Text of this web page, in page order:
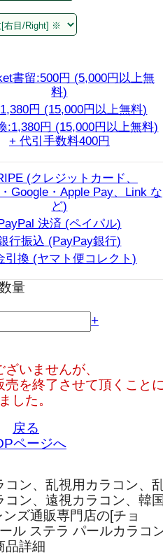
書留:500円 (5,000円以上無
料)
円 (15,000円以上無料)
:1,380円 (15,000円以上無料)
+ 代引手数料400円
(クレジットカード、
Google・Apple Pay、Link な
ど)
決済 (ペイパル)
行振込 (PayPay銀行)
引換 (ヤマト便コレクト)
量
+
いませんが、
を終了させて頂くこと
した。
戻る
ページへ
ン、乱視用カラコン、
ン、遠視カラコン、韓
ズ通販専門店の[チョ
ル ステラ パールカラコ
品詳細